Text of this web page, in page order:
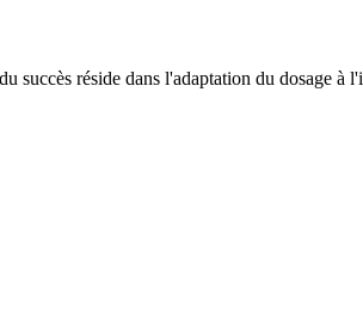
succès réside dans l'adaptation du dosage à